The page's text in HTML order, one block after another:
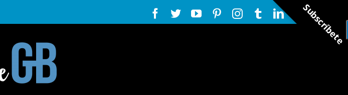
Facebook
TwitterYouTubePinterestInstagram
TumblrLinkedIn
Rss
Subscríbete